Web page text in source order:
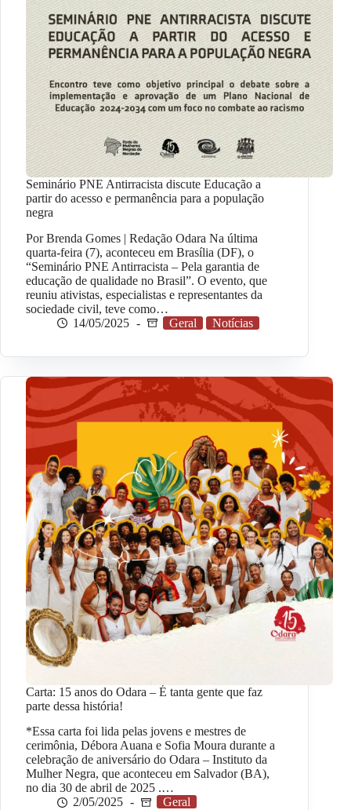
Seminário PNE Antirracista discute Educação a
partir do acesso e permanência para a população
negra
Por Brenda Gomes | Redação Odara Na última
quarta-feira (7), aconteceu em Brasília (DF), o
“Seminário PNE Antirracista – Pela garantia de
educação de qualidade no Brasil”. O evento, que
reuniu ativistas, especialistas e representantes da
sociedade civil, teve como…
14/05/2025
Geral Notícias
Carta: 15 anos do Odara – É tanta gente que faz
parte dessa história!
*Essa carta foi lida pelas jovens e mestres de
cerimônia, Débora Auana e Sofia Moura durante a
celebração de aniversário do Odara – Instituto da
Mulher Negra, que aconteceu em Salvador (BA),
no dia 30 de abril de 2025 .…
2/05/2025
Geral